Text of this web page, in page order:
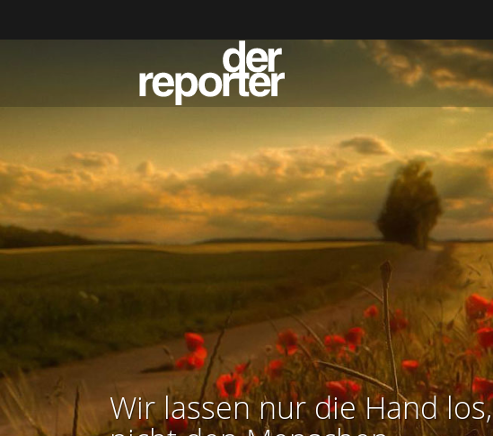
Wir lassen nur die Hand los,